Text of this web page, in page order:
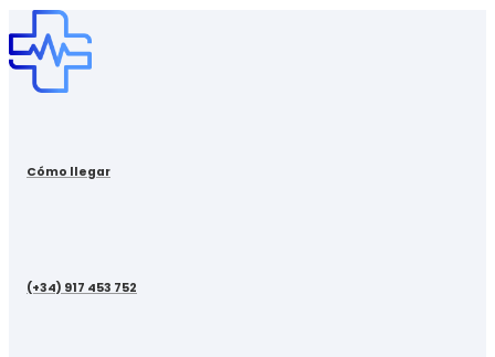
Cómo llegar
(+34) 917 453 752